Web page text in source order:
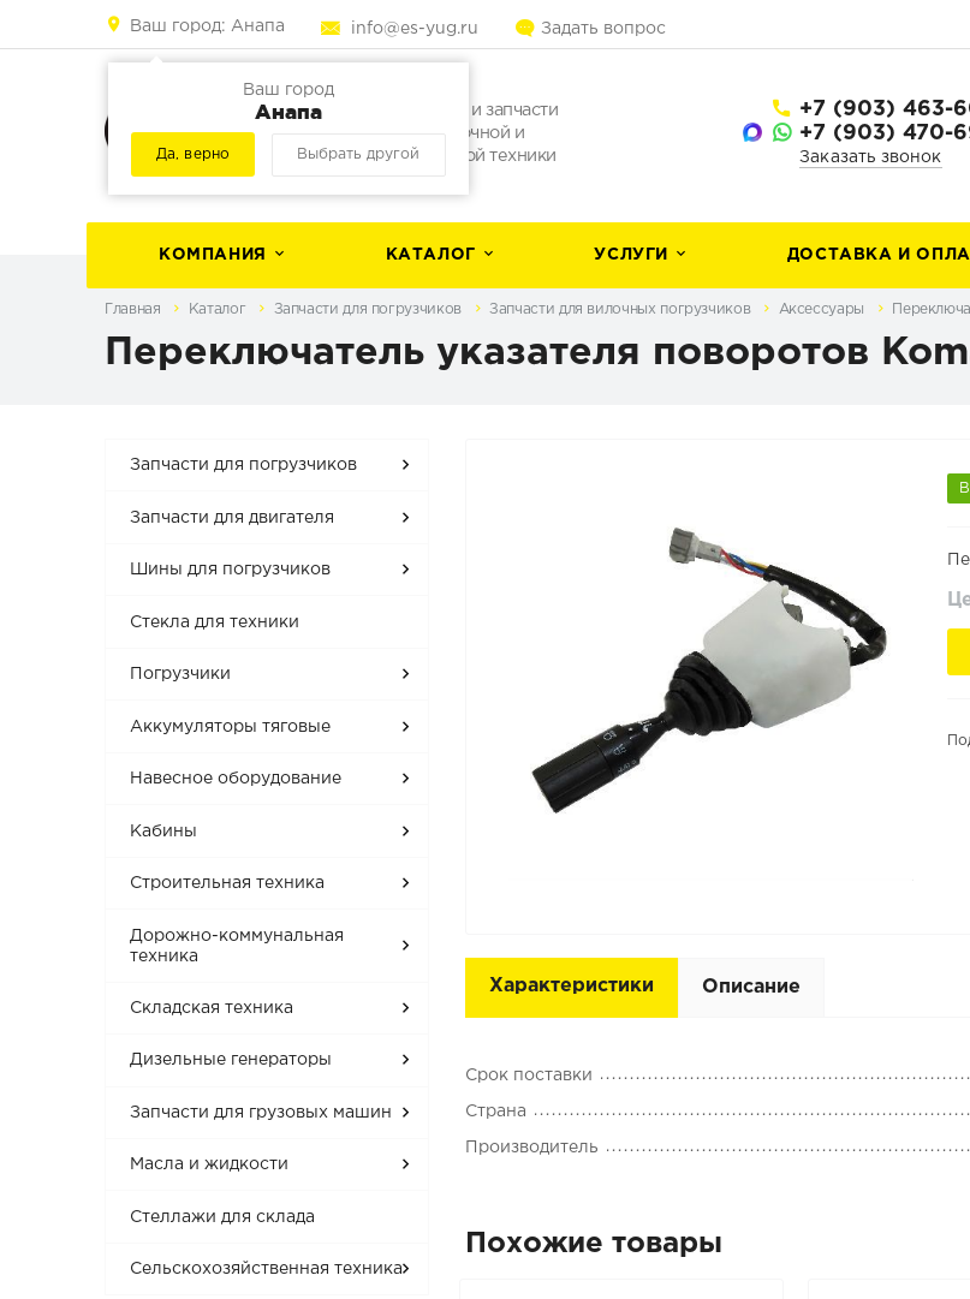
Ваш город: Анапа
Ваш город
Анапа
Да, верно Выбрать другой
info@es-yug.ru Задать вопрос
Погрузчики и запчасти
для погрузочной и
строительной техники
+7 (903) 463-
+7 (903) 470-
Заказать звонок
КОМПАНИЯ КАТАЛОГ УСЛУГИ ДОСТАВКА И
Главная Каталог Запчасти для погрузчиков Запчасти для вилочных погрузчиков Аксессуары
Переключатель указателя поворотов
Запчасти для погрузчиков
Запчасти для двигателя
Шины для погрузчиков
Стекла для техники
Погрузчики
Аккумуляторы тяговые
Навесное оборудование
Кабины
Строительная техника
Дорожно-коммунальная
техника
Складская техника
Дизельные генераторы
Запчасти для грузовых машин
Масла и жидкости
Стеллажи для склада
Сельскохозяйственная техника
Характеристики Описание
Срок поставки
Страна
Производитель
Похожие товары